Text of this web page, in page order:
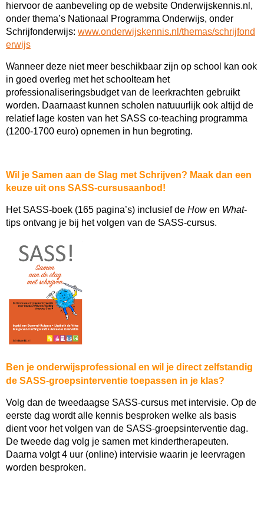
hiervoor de aanbeveling op de website Onderwijskennis.nl,
onder thema’s Nationaal Programma Onderwijs, onder
Schrijfonderwijs: www.onderwijskennis.nl/themas/schrijfond
erwijs
Wanneer deze niet meer beschikbaar zijn op school kan ook
in goed overleg met het schoolteam het
professionaliseringsbudget van de leerkrachten gebruikt
worden. Daarnaast kunnen scholen natuuurlijk ook altijd de
relatief lage kosten van het SASS co-teaching programma
(1200-1700 euro) opnemen in hun begroting.
Wil je Samen aan de Slag met Schrijven? Maak dan een
keuze uit ons SASS-cursusaanbod!
Het SASS-boek (165 pagina’s) inclusief de Howen What-
tips ontvang je bij het volgen van de SASS-cursus.
Ben je onderwijsprofessional en wil je direct zelfstandig
de SASS-groepsinterventie toepassen in je klas?
Volg dan de tweedaagse SASS-cursus met intervisie. Op de
eerste dag wordt alle kennis besproken welke als basis
dient voor het volgen van de SASS-groepsinterventie dag.
De tweede dag volg je samen met kindertherapeuten.
Daarna volgt 4 uur (online) intervisie waarin je leervragen
worden besproken.